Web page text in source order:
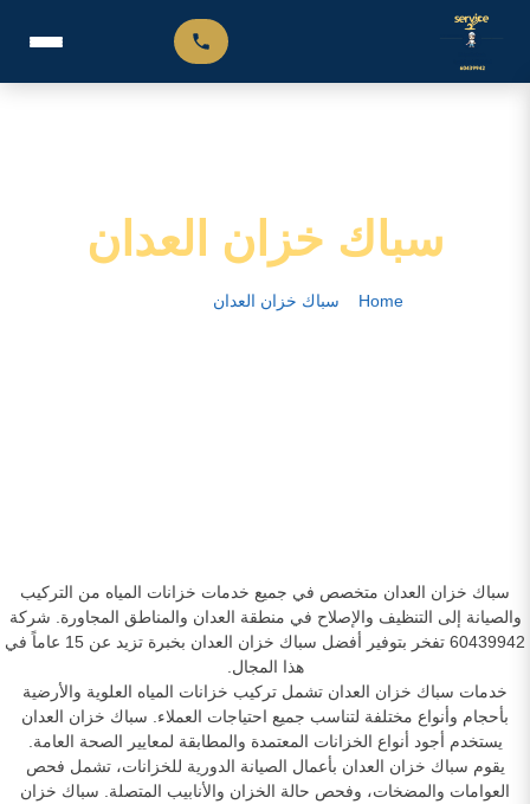
سباك خزان العدان
Home سباك خزان العدان
سباك خزان العدان متخصص في جميع خدمات خزانات المياه من التركيب
والصيانة إلى التنظيف والإصلاح في منطقة العدان والمناطق المجاورة. شركة
60439942 تفخر بتوفير أفضل سباك خزان العدان بخبرة تزيد عن 15 عاماً في
هذا المجال.
خدمات سباك خزان العدان تشمل تركيب خزانات المياه العلوية والأرضية
بأحجام وأنواع مختلفة لتناسب جميع احتياجات العملاء. سباك خزان العدان
يستخدم أجود أنواع الخزانات المعتمدة والمطابقة لمعايير الصحة العامة.
يقوم سباك خزان العدان بأعمال الصيانة الدورية للخزانات، تشمل فحص
العوامات والمضخات، وفحص حالة الخزان والأنابيب المتصلة. سباك خزان